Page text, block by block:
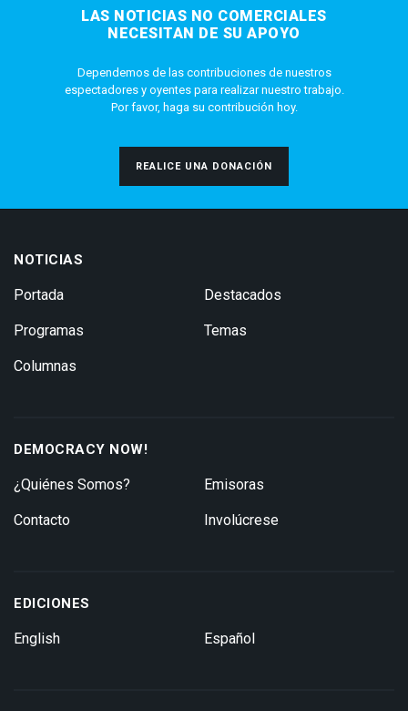
LAS NOTICIAS NO COMERCIALES
NECESITAN DE SU APOYO
Dependemos de las contribuciones de nuestros
espectadores y oyentes para realizar nuestro trabajo.
Por favor, haga su contribución hoy.
REALICE UNA DONACIÓN
NOTICIAS
Portada
Programas
Columnas
Destacados
Temas
DEMOCRACY NOW!
¿Quiénes Somos?
Contacto
Emisoras
Involúcrese
EDICIONES
English Español